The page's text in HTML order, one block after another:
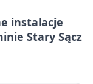
instalacje
Stary Sącz